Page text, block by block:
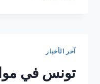
تثير
إعجاب
آخر الأخبار
تونس في